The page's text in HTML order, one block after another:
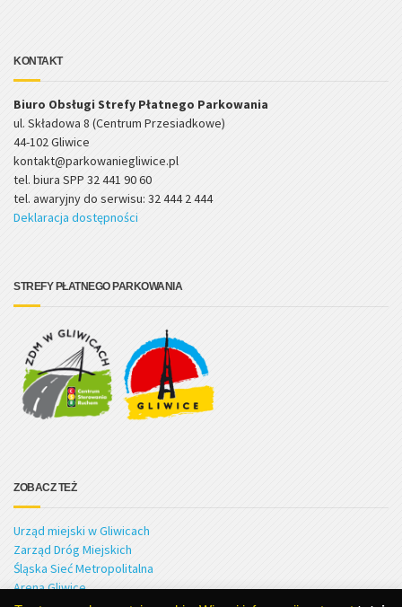
KONTAKT
Biuro Obsługi Strefy Płatnego Parkowania
ul. Składowa 8 (Centrum Przesiadkowe)
44-102 Gliwice
kontakt@parkowaniegliwice.pl
tel. biura SPP 32 441 90 60
tel. awaryjny do serwisu: 32 444 2 444
Deklaracja dostępności
STREFY PŁATNEGO PARKOWANIA
ZOBACZ TEŻ
Urząd miejski w Gliwicach
Zarząd Dróg Miejskich
Śląska Sieć Metropolitalna
Arena Gliwice